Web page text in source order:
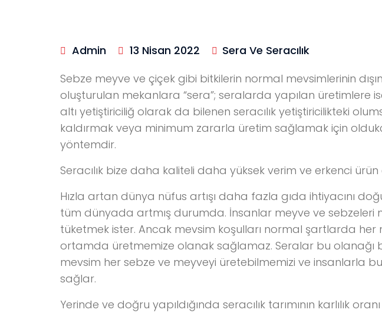
Admin 13 Nisan 2022
Sera Ve Seracılık
Sebze meyve ve çiçek gibi bitkilerin normal mevsimlerinin
oluşturulan mekanlara “sera”; seralarda yapılan üretimlere ise
altı yetiştiriciliğ olarak da bilenen seracılık yetiştiricilikteki
kaldırmak veya minimum zararla üretim sağlamak için
yöntemdir.
Seracılık bize daha kaliteli daha yüksek verim ve erkenci
Hızla artan dünya nüfus artışı daha fazla gıda ihtiyacını
tüm dünyada artmış durumda. İnsanlar meyve ve sebzeleri
tüketmek ister. Ancak mevsim koşulları normal şartlarda her
ortamda üretmemize olanak sağlamaz. Seralar bu olanağı
mevsim her sebze ve meyveyi üretebilmemizi ve insanlarla
sağlar.
Yerinde ve doğru yapıldığında seracılık tarımının karlılık